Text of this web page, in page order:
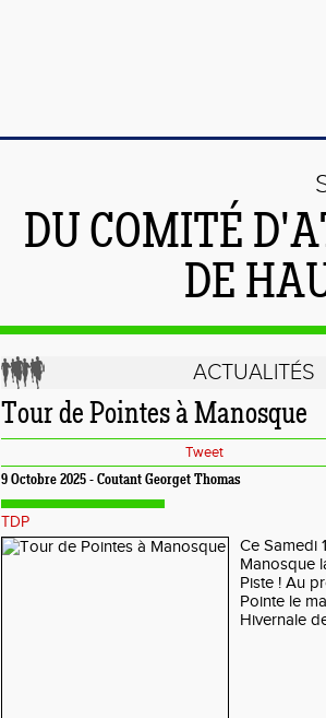
DU COMITÉ
DE
ACTUALITÉS
Tour de Pointes à Manosque
Tweet
9 Octobre 2025 - Coutant Georget Thomas
TDP
Ce Samedi
Manosque
Piste ! Au
Pointe le
Hivernale